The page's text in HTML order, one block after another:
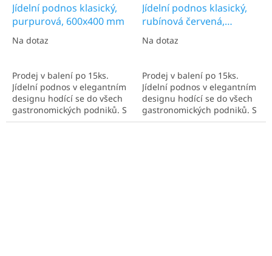
Jídelní podnos klasický,
purpurová, 600x400 mm
Na dotaz
Prodej v balení po 15ks.
Jídelní podnos v elegantním
designu hodící se do všech
gastronomických podniků. S
rozměry 600x400 mm.
Jídelní podnos klasický,
rubínová červená,
600x400 mm
Na dotaz
Prodej v balení po 15ks.
Jídelní podnos v elegantním
designu hodící se do všech
gastronomických podniků. S
rozměry 600x400 mm.